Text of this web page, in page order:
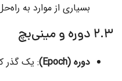
بسیاری از موارد به
۲.۳ دوره و مینی‌بچ
دوره (Epoch) : یک گذر